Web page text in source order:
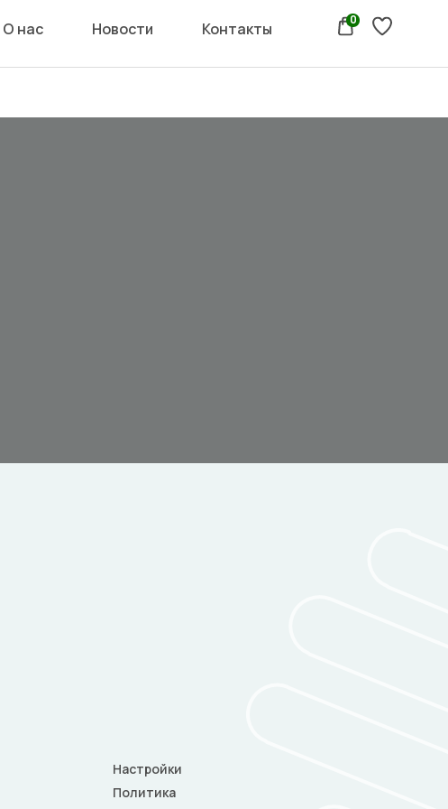
О нас Новости Контакты 0
Настройки
Политика